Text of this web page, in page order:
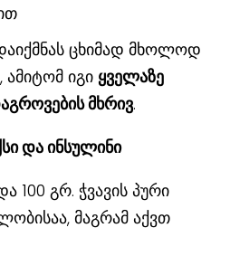
ცხიმად მხოლოდ
ამიტომ იგი ყველაზე
მხრივ.
და ინსულინი
100 გრ. ჭვავის პური
მაგრამ აქვთ